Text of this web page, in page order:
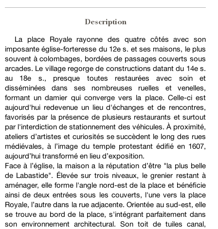
Description
La place Royale rayonne des quatre côtés avec son
imposante église-forteresse du 12e s. et ses maisons, le plus
souvent à colombages, bordées de passages couverts sous
arcades. Le village regorge de constructions datant du 14e s.
au 18e s., presque toutes restaurées avec soin et
disséminées dans ses nombreuses ruelles et venelles,
formant un damier qui converge vers la place. Celle-ci est
aujourd'hui redevenue un lieu d'échanges et de rencontres,
favorisés par la présence de plusieurs restaurants et surtout
par l'interdiction de stationnement des véhicules. À proximité,
ateliers d’artistes et curiosités se succèdent le long des rues
médiévales, à l’image du temple protestant édifié en 1607,
aujourd’hui transformé en lieu d’exposition.
Face à l’église, la maison a la réputation d’être "la plus belle
de Labastide". Élevée sur trois niveaux, le grenier restant à
aménager, elle forme l'angle nord-est de la place et bénéficie
ainsi de deux entrées sous les couverts, l'une vers la place
Royale, l’autre dans la rue adjacente. Orientée au sud-est, elle
se trouve au bord de la place, s'intégrant parfaitement dans
son environnement architectural. Son toit de tuiles canal,